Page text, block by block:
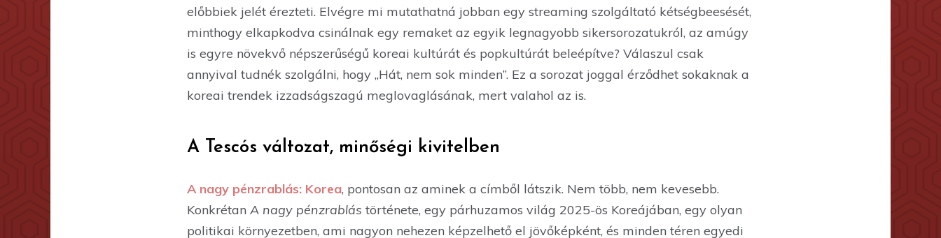
előbbiek jelét érezteti. Elvégre mi mutathatná jobban egy streaming szolgáltató kétségbeesését,
minthogy elkapkodva csinálnak egy remaket az egyik legnagyobb sikersorozatukról, az amúgy
is egyre növekvő népszerűségű koreai kultúrát és popkultúrát beleépítve? Válaszul csak
annyival tudnék szolgálni, hogy ,,Hát, nem sok minden”. Ez a sorozat joggal érződhet sokaknak a
koreai trendek izzadságszagú meglovaglásának, mert valahol az is.
A Tescós változat, minőségi kivitelben
A nagy pénzrablás: Korea, pontosan az aminek a címből látszik. Nem több, nem kevesebb.
Konkrétan A nagy pénzrablás története, egy párhuzamos világ 2025-ös Koreájában, egy olyan
politikai környezetben, ami nagyon nehezen képzelhető el jövőképként, és minden téren egyedi